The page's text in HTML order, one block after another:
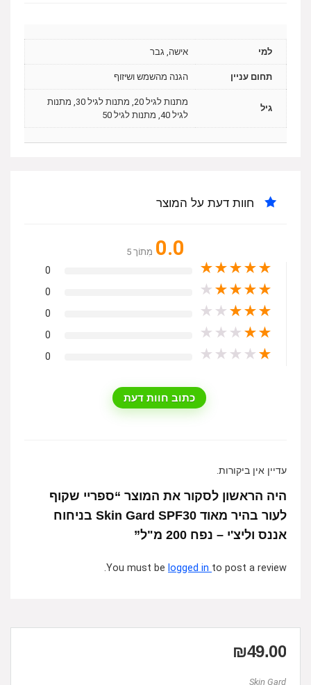
למי אישה, גבר
תחום עניין הגנה מהשמש ושיזוף
גיל
מתנות לגיל 20, מתנות לגיל 30, מתנות
לגיל 40, מתנות לגיל 50
חוות דעת על המוצר
0.0 מִתוֹך 5
★
★
★
★
★
0
★
★
★
★
★
0
★
★
★
★
★
0
★
★
★
★
★
0
★
★
★
★
★
0
כתוב חוות דעת
עדיין אין ביקורות.
היה הראשון לסקור את המוצר “ספריי שקוף
לעור בהיר מאוד Skin Gard SPF30 בניחוח
אננס וליצ'י – נפח 200 מ"ל”
You must be logged in to post a review.
₪49.00
Skin Gard